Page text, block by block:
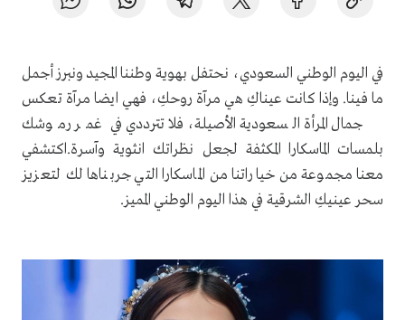
في اليوم الوطني السعودي، نحتفل بهوية وطننا المجيد ونبرز أجمل
ما فينا. وإذا كانت عيناكِ هي مرآة روحكِ، فهي ايضا مرآة تعكس
جمال المرأة السعودية الأصيلة، فلا تترددي في غمر رموشك
بلمسات الماسكارا المكثفة لجعل نظراتك انثوية وآسرة.اكتشفي
معنا مجموعة من خياراتنا من الماسكارا التي جربناها لك لتعزيز
سحر عينيكِ الشرقية في هذا اليوم الوطني المميز.